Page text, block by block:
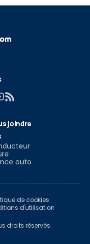
joindre
auto
de cookies
d'utilisation
droits réservés.